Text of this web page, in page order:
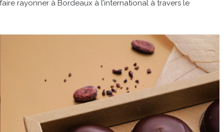
rayonner à Bordeaux à l’international à travers le